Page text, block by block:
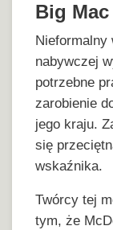
Big
Nieformalny
nabywczej
potrzebne
zarobienie
jego kraju.
się
wskaźnika.
Twórcy tej
tym, że